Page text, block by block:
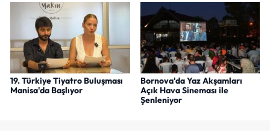
19. Türkiye Tiyatro Buluşması
Manisa'da Başlıyor
Bornova'da Yaz Akşamları
Açık Hava Sineması ile
Şenleniyor